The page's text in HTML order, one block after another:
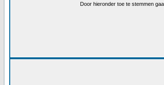
Door hieronder toe te stemmen